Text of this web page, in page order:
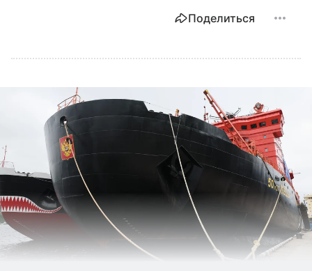
Поделиться